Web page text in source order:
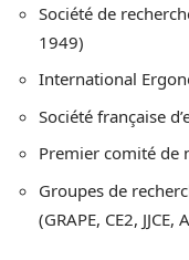
Société de
1949)
International
Société française
Premier comité de
Groupes de
(GRAPE, CE2, JJCE,